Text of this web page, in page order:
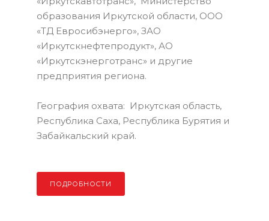
образования Иркутской области, ООО
«ТД Евросибэнерго», ЗАО
«Иркутскнефтепродукт», АО
«Иркутскэнерготранс» и другие
предприятия региона.
География охвата: Иркутская область,
Республика Саха, Республика Бурятия и
Забайкальский край.
ПОДРОБНОСТИ